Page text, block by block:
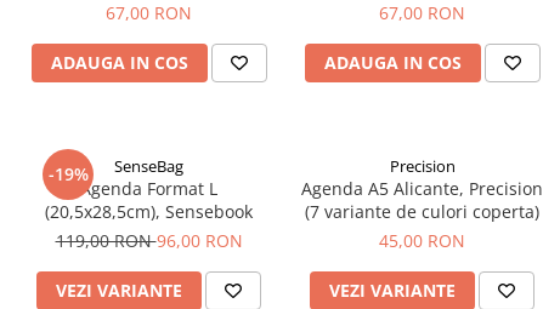
67,00 RON
ADAUGA IN COS
67,00 RON
ADAUGA IN COS
-19% SenseBag
Agenda Format L
(20,5x28,5cm), Sensebook
119,00 RON96,00 RON
VEZI VARIANTE
Precision
Agenda A5 Alicante, Precision
(7 variante de culori coperta)
45,00 RON
VEZI VARIANTE